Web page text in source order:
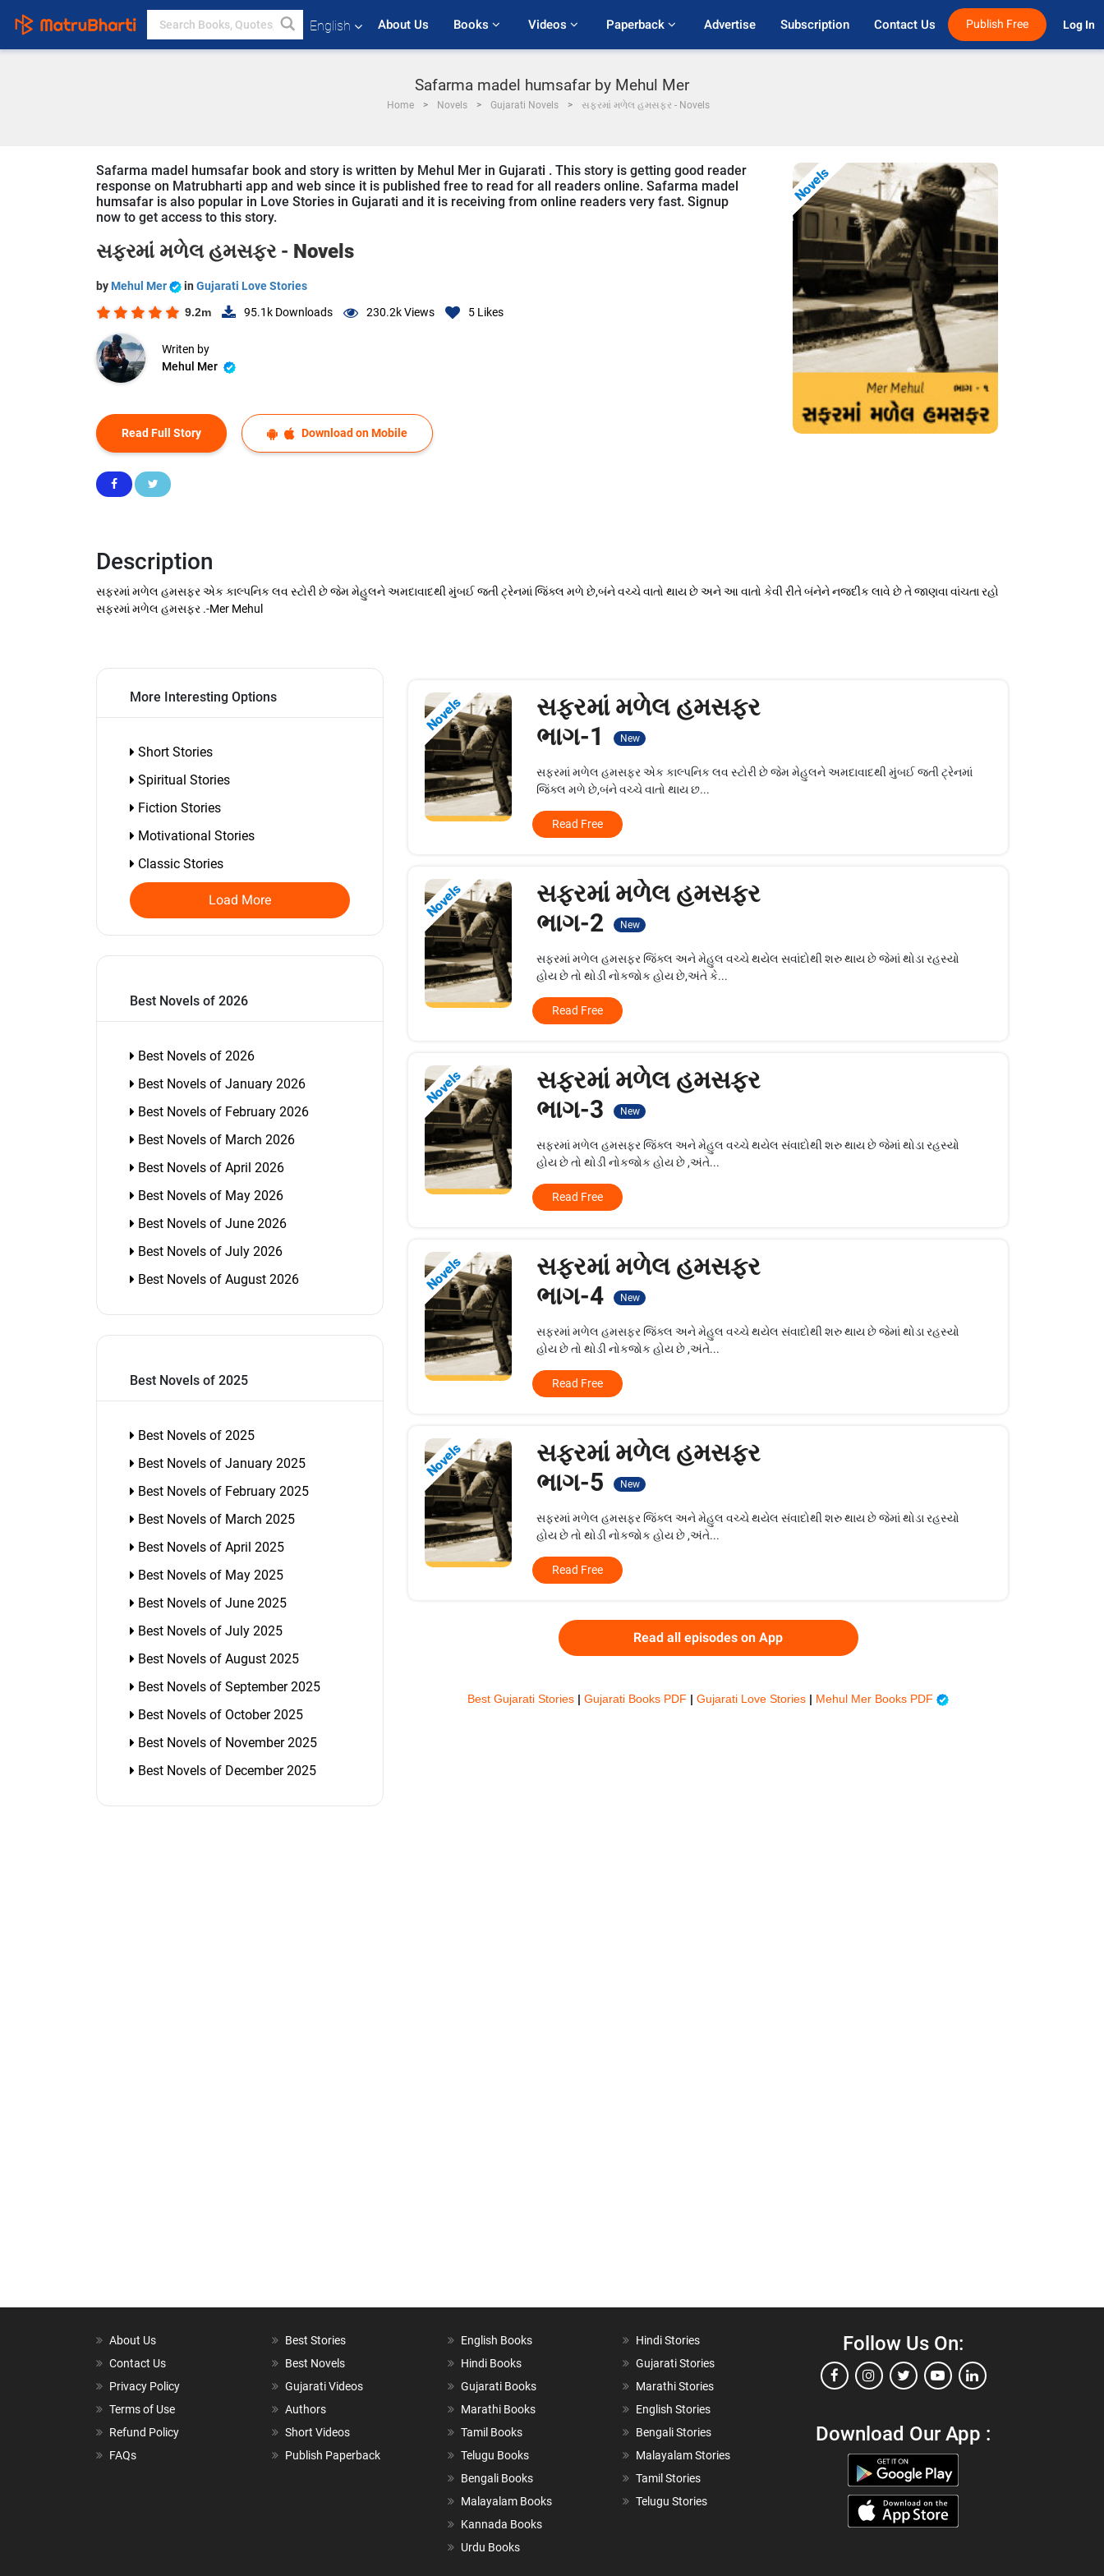
English About Us Books Videos Paperback Advertise Subscription Contact Us Publish Free Log In
Safarma madel humsafar by Mehul Mer
Home Novels Gujarati Novels સફરમાં મળેલ હમસફર - Novels
Safarma madel humsafar book and story is written by Mehul Mer in Gujarati . This story is getting good reader
response on Matrubharti app and web since it is published free to read for all readers online. Safarma madel
humsafar is also popular in Love Stories in Gujarati and it is receiving from online readers very fast. Signup
now to get access to this story.
સફરમાં મળેલ હમસફર - Novels
by Mehul Mer in Gujarati Love Stories
9.2m 95.1k Downloads 230.2kViews 5 Likes
Writen by
Mehul Mer
Read Full Story Download on Mobile
Novels
Description
સફરમાં મળેલ હમસફર એક કાલ્પનિક લવ સ્ટોરી છે જેમ મેહુલને અમદાવાદથી મુંબઈ જતી ટ્રેનમાં જિંક્લ મળે છે,બંને વચ્ચે વાતો થાય છે અને આ વાતો કેવી રીતે બંનેને નજદીક લાવે છે તે જાણવા વાંચતા રહો
સફરમાં મળેલ હમસફર .-Mer Mehul
More Interesting Options
Short Stories
Spiritual Stories
Fiction Stories
Motivational Stories
Classic Stories
Load More
Best Novels of 2026
Best Novels of 2026
Best Novels of January 2026
Best Novels of February 2026
Best Novels of March 2026
Best Novels of April 2026
Best Novels of May 2026
Best Novels of June 2026
Best Novels of July 2026
Best Novels of August 2026
Best Novels of 2025
Best Novels of 2025
Best Novels of January 2025
Best Novels of February 2025
Best Novels of March 2025
Best Novels of April 2025
Best Novels of May 2025
Best Novels of June 2025
Best Novels of July 2025
Best Novels of August 2025
Best Novels of September 2025
Best Novels of October 2025
Best Novels of November 2025
Best Novels of December 2025
Novels
સફરમાં મળેલ હમસફર
ભાગ-1
New
સફરમાં મળેલ હમસફર એક કાલ્પનિક લવ સ્ટોરી છે જેમ મેહુલને અમદાવાદથી મુંબઈ જતી ટ્રેનમાં
જિંક્લ મળે છે,બંને વચ્ચે વાતો થાય છ...
Read Free
Novels
સફરમાં મળેલ હમસફર
ભાગ-2
New
સફરમાં મળેલ હમસફર જિંક્લ અને મેહુલ વચ્ચે થયેલ સવાંદોથી શરુ થાય છે જેમાં થોડા રહસ્યો
હોય છે તો થોડી નોકજોક હોય છે,અંતે કે...
Read Free
Novels
સફરમાં મળેલ હમસફર
ભાગ-3
New
સફરમાં મળેલ હમસફર જિંક્લ અને મેહુલ વચ્ચે થયેલ સંવાદોથી શરુ થાય છે જેમાં થોડા રહસ્યો
હોય છે તો થોડી નોકજોક હોય છે ,અંતે...
Read Free
Novels
સફરમાં મળેલ હમસફર
ભાગ-4
New
સફરમાં મળેલ હમસફર જિંક્લ અને મેહુલ વચ્ચે થયેલ સંવાદોથી શરુ થાય છે જેમાં થોડા રહસ્યો
હોય છે તો થોડી નોકજોક હોય છે ,અંતે...
Read Free
Novels
સફરમાં મળેલ હમસફર
ભાગ-5
New
સફરમાં મળેલ હમસફર જિંક્લ અને મેહુલ વચ્ચે થયેલ સંવાદોથી શરુ થાય છે જેમાં થોડા રહસ્યો
હોય છે તો થોડી નોકજોક હોય છે ,અંતે...
Read Free
Read all episodes on App
Best Gujarati Stories | Gujarati Books PDF | Gujarati Love Stories | Mehul Mer Books PDF
About Us
Contact Us
Privacy Policy
Terms of Use
Refund Policy
FAQs
Best Stories
Best Novels
Gujarati Videos
Authors
Short Videos
Publish Paperback
English Books
Hindi Books
Gujarati Books
Marathi Books
Tamil Books
Telugu Books
Bengali Books
Malayalam Books
Kannada Books
Urdu Books
Hindi Stories
Gujarati Stories
Marathi Stories
English Stories
Bengali Stories
Malayalam Stories
Tamil Stories
Telugu Stories
Follow Us On:
Download Our App :